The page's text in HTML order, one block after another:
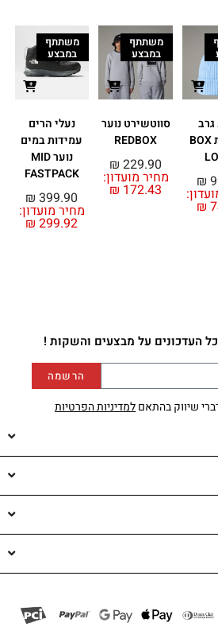
גרב
תינוקות BOX
₪
₪
משתתף
במבצע
סווטשירט נוער
REDBOX
מחיר מועדון:
₪ 172.43
₪ 229.90
משתתף
במבצע
נעלי הרים
עמידות במים
נוער MID
FASTPACK
מחיר מועדון:
₪ 299.92
₪ 399.90
העדכונים על מבצעים והשקות !
שיווק בהתאםלמדיניות הפרטיות
הרשמה